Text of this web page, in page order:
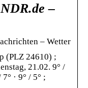
–
– Wetter
(PLZ 24610) ;
21.02. 9° /
· 9° / 5° ;